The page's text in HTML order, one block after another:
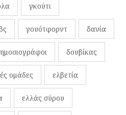
γκούτι
γουότφορντ δανία
δουβίκας
ομάδες ελβετία
ελλάς σύρου